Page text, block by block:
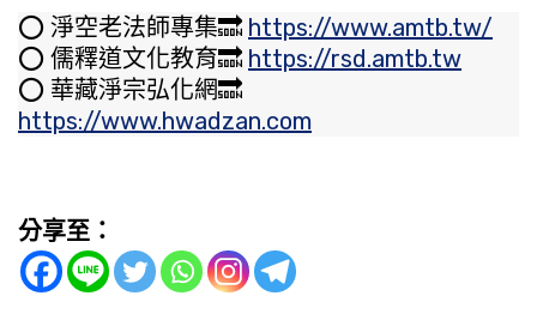
⭕️ 淨空老法師專集🔜 https://www.amtb.tw/
⭕️ 儒釋道文化教育🔜 https://rsd.amtb.tw
⭕️ 華藏淨宗弘化網🔜
https://www.hwadzan.com
分享至：